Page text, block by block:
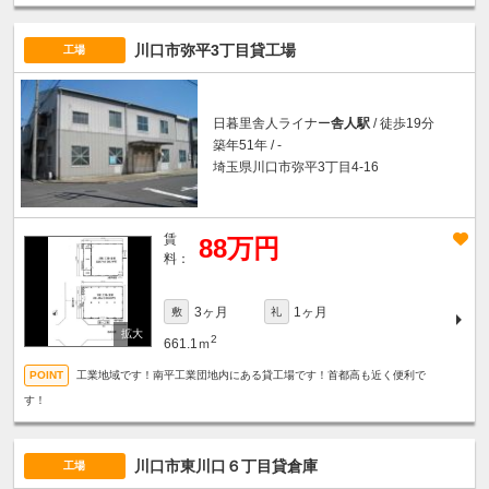
工場 川口市弥平3丁目貸工場
日暮里舎人ライナー舎人駅 / 徒歩19分
築年51年 / -
埼玉県川口市弥平3丁目4-16
賃
料：
88万円
敷 3ヶ月 礼 1ヶ月
661.1ｍ2
工業地域です！南平工業団地内にある貸工場です！首都高も近く便利で
す！
工場 川口市東川口６丁目貸倉庫